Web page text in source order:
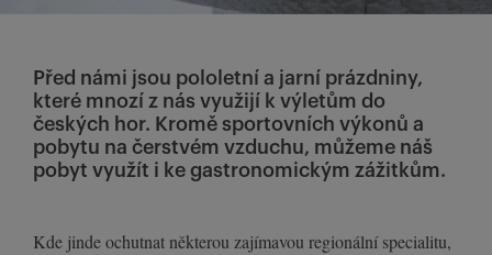
Před námi jsou pololetní a jarní prázdniny,
které mnozí z nás využijí k výletům do
českých hor. Kromě sportovních výkonů a
pobytu na čerstvém vzduchu, můžeme náš
pobyt využít i ke gastronomickým zážitkům.
Kde jinde ochutnat některou zajímavou regionální specialitu,